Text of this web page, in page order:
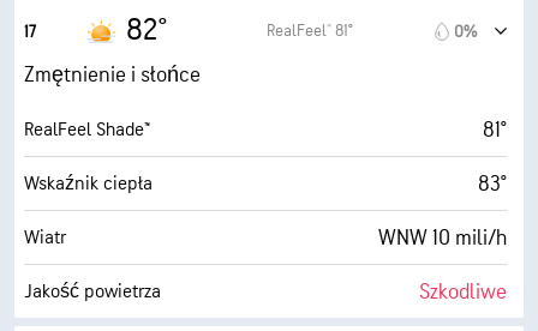
Maksymalny wskaźnik UV
Porywy wiatru
Wilgotność 51%
Punkt rosy 65° F
AccuLumen Brightness Index™ 10 (B. jasne)
Zachmurzenie 0%
17 82° RealFeel® 81° 0%
Zmętnienie i słońce
RealFeel Shade™ 81°
Wskaźnik ciepła 83°
Wiatr WNW 10 mili/h
Jakość powietrza Szkodliwe